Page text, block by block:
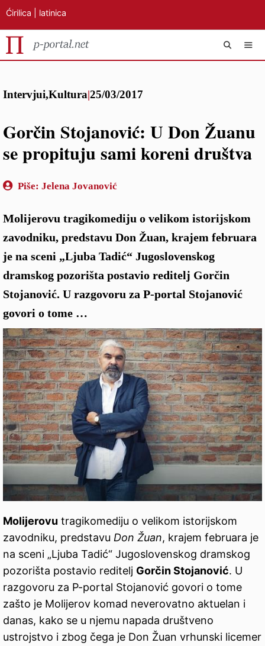
sadržaj
Ćirilica latinica
Intervjui,Kultura|25/03/2017
Gorčin Stojanović: U Don Žuanu
se propituju sami koreni društva
Piše: Jelena Jovanović
Molijerovu tragikomediju o velikom istorijskom
zavodniku, predstavu Don Žuan, krajem februara
je na sceni „Ljuba Tadić“ Jugoslovenskog
dramskog pozorišta postavio reditelj Gorčin
Stojanović. U razgovoru za P-portal Stojanović
govori o tome …
Molijerovu tragikomediju o velikom istorijskom
zavodniku, predstavu Don Žuan, krajem februara je
na sceni „Ljuba Tadić“ Jugoslovenskog dramskog
pozorišta postavio reditelj Gorčin Stojanović. U
razgovoru za P-portal Stojanović govori o tome
zašto je Molijerov komad neverovatno aktuelan i
danas, kako se u njemu napada društveno
ustrojstvo i zbog čega je Don Žuan vrhunski licemer